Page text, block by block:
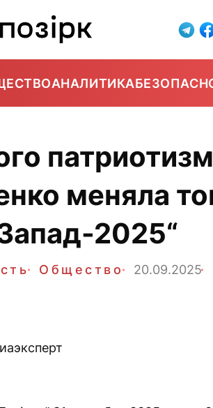
АНАЛИТИКА
меняла
2025“
Общество 20.09.2025